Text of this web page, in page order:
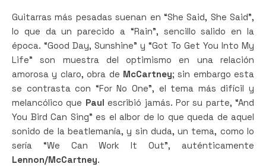
Guitarras más pesadas suenan en “She Said, She Said”,
lo que da un parecido a “Rain”, sencillo salido en la
época. “Good Day, Sunshine” y “Got To Get You Into My
Life” son muestra del optimismo en una relación
amorosa y claro, obra de McCartney; sin embargo esta
se contrasta con “For No One”, el tema más difícil y
melancólico que Paul escribió jamás. Por su parte, “And
You Bird Can Sing” es el albor de lo que queda de aquel
sonido de la beatlemanía, y sin duda, un tema, como lo
sería “We Can Work It Out”, auténticamente
Lennon/McCartney.